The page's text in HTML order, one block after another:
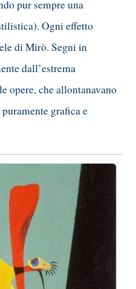
pur sempre una
Ogni effetto
di Mirò. Segni in
dall’estrema
opere, che allontanavano
grafica e